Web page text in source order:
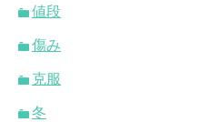
値段
傷み
克服
冬